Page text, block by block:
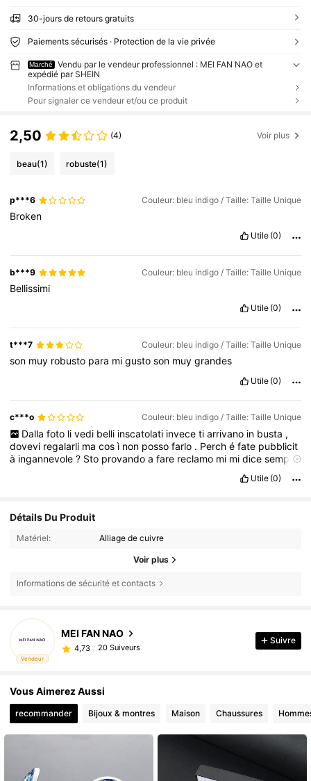
30-jours de retours gratuits
Paiements sécurisés · Protection de la vie privée
Marché
Vendu par le vendeur professionnel : MEI FAN NAO et
expédié par SHEIN
Informations et obligations du vendeur
Pour signaler ce vendeur et/ou ce produit
2,50 (4) Voir plus
beau(1) robuste(1)
p***6 Couleur: bleu indigo / Taille: Taille Unique
Broken
Utile (0)
b***9 Couleur: bleu indigo / Taille: Taille Unique
Bellissimi
Utile (0)
t***7 Couleur: bleu indigo / Taille: Taille Unique
son muy robusto para migustoson muygrandes
Utile (0)
c***o Couleur: bleu indigo / Taille: Taille Unique
Dalla foto li vedi belli inscatolati invece ti arrivano in busta ,
dovevi regalarli macosì non possofarlo . Perchéfate pubblicit
à ingannevole? Sto provandoafare reclamo mi midicesempre
Utile (0)
Détails Du Produit
Matériel: Alliage de cuivre
Voir plus
Informations de sécurité et contacts
Vendeur
MEI FAN NAO
4,73 20 Suiveurs
Suivre
Vous Aimerez Aussi
recommander Bijoux & montres Maison Chaussures